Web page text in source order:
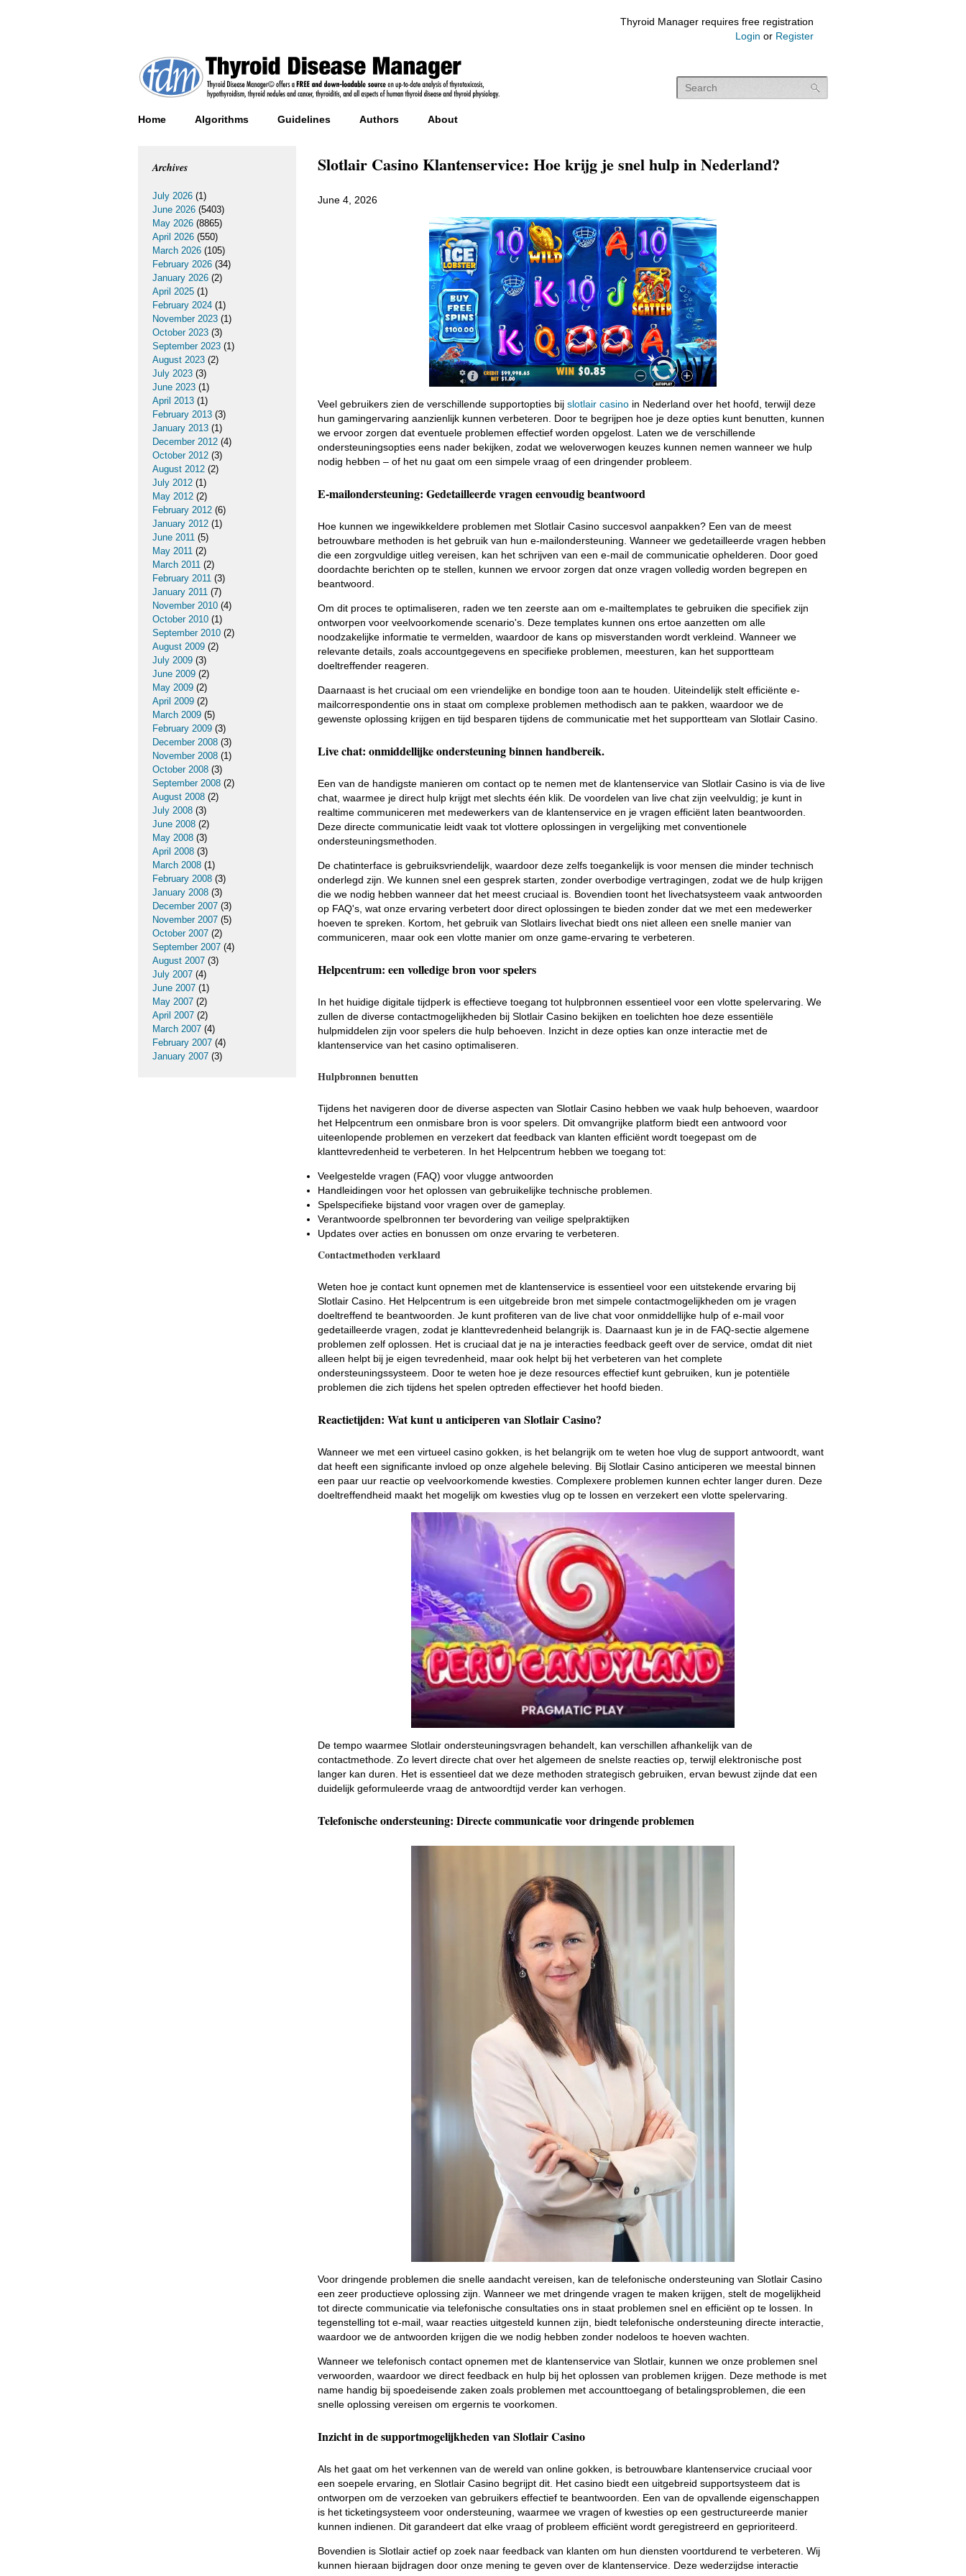
Thyroid Manager requires free registration
Login or Register
Home Algorithms Guidelines Authors About
Slotlair Casino Klantenservice: Hoe krijg je snel hulp in Nederland?
June 4, 2026
Veel gebruikers zien de verschillende supportopties bij slotlair casino in Nederland over het hoofd, terwijl deze
hun gamingervaring aanzienlijk kunnen verbeteren. Door te begrijpen hoe je deze opties kunt benutten, kunnen
we ervoor zorgen dat eventuele problemen effectief worden opgelost. Laten we de verschillende
ondersteuningsopties eens nader bekijken, zodat we weloverwogen keuzes kunnen nemen wanneer we hulp
nodig hebben – of het nu gaat om een simpele vraag of een dringender probleem.
E-mailondersteuning: Gedetailleerde vragen eenvoudig beantwoord
Hoe kunnen we ingewikkeldere problemen met Slotlair Casino succesvol aanpakken? Een van de meest
betrouwbare methoden is het gebruik van hun e-mailondersteuning. Wanneer we gedetailleerde vragen hebben
die een zorgvuldige uitleg vereisen, kan het schrijven van een e-mail de communicatie ophelderen. Door goed
doordachte berichten op te stellen, kunnen we ervoor zorgen dat onze vragen volledig worden begrepen en
beantwoord.
Om dit proces te optimaliseren, raden we ten zeerste aan om e-mailtemplates te gebruiken die specifiek zijn
ontworpen voor veelvoorkomende scenario's. Deze templates kunnen ons ertoe aanzetten om alle
noodzakelijke informatie te vermelden, waardoor de kans op misverstanden wordt verkleind. Wanneer we
relevante details, zoals accountgegevens en specifieke problemen, meesturen, kan het supportteam
doeltreffender reageren.
Daarnaast is het cruciaal om een vriendelijke en bondige toon aan te houden. Uiteindelijk stelt efficiënte e-
mailcorrespondentie ons in staat om complexe problemen methodisch aan te pakken, waardoor we de
gewenste oplossing krijgen en tijd besparen tijdens de communicatie met het supportteam van Slotlair Casino.
Live chat: onmiddellijke ondersteuning binnen handbereik.
Een van de handigste manieren om contact op te nemen met de klantenservice van Slotlair Casino is via de live
chat, waarmee je direct hulp krijgt met slechts één klik. De voordelen van live chat zijn veelvuldig; je kunt in
realtime communiceren met medewerkers van de klantenservice en je vragen efficiënt laten beantwoorden.
Deze directe communicatie leidt vaak tot vlottere oplossingen in vergelijking met conventionele
ondersteuningsmethoden.
De chatinterface is gebruiksvriendelijk, waardoor deze zelfs toegankelijk is voor mensen die minder technisch
onderlegd zijn. We kunnen snel een gesprek starten, zonder overbodige vertragingen, zodat we de hulp krijgen
die we nodig hebben wanneer dat het meest cruciaal is. Bovendien toont het livechatsysteem vaak antwoorden
op FAQ's, wat onze ervaring verbetert door direct oplossingen te bieden zonder dat we met een medewerker
hoeven te spreken. Kortom, het gebruik van Slotlairs livechat biedt ons niet alleen een snelle manier van
communiceren, maar ook een vlotte manier om onze game-ervaring te verbeteren.
Helpcentrum: een volledige bron voor spelers
In het huidige digitale tijdperk is effectieve toegang tot hulpbronnen essentieel voor een vlotte spelervaring. We
zullen de diverse contactmogelijkheden bij Slotlair Casino bekijken en toelichten hoe deze essentiële
hulpmiddelen zijn voor spelers die hulp behoeven. Inzicht in deze opties kan onze interactie met de
klantenservice van het casino optimaliseren.
Hulpbronnen benutten
Tijdens het navigeren door de diverse aspecten van Slotlair Casino hebben we vaak hulp behoeven, waardoor
het Helpcentrum een onmisbare bron is voor spelers. Dit omvangrijke platform biedt een antwoord voor
uiteenlopende problemen en verzekert dat feedback van klanten efficiënt wordt toegepast om de
klanttevredenheid te verbeteren. In het Helpcentrum hebben we toegang tot:
Veelgestelde vragen (FAQ) voor vlugge antwoorden
Handleidingen voor het oplossen van gebruikelijke technische problemen.
Spelspecifieke bijstand voor vragen over de gameplay.
Verantwoorde spelbronnen ter bevordering van veilige spelpraktijken
Updates over acties en bonussen om onze ervaring te verbeteren.
Contactmethoden verklaard
Weten hoe je contact kunt opnemen met de klantenservice is essentieel voor een uitstekende ervaring bij
Slotlair Casino. Het Helpcentrum is een uitgebreide bron met simpele contactmogelijkheden om je vragen
doeltreffend te beantwoorden. Je kunt profiteren van de live chat voor onmiddellijke hulp of e-mail voor
gedetailleerde vragen, zodat je klanttevredenheid belangrijk is. Daarnaast kun je in de FAQ-sectie algemene
problemen zelf oplossen. Het is cruciaal dat je na je interacties feedback geeft over de service, omdat dit niet
alleen helpt bij je eigen tevredenheid, maar ook helpt bij het verbeteren van het complete
ondersteuningssysteem. Door te weten hoe je deze resources effectief kunt gebruiken, kun je potentiële
problemen die zich tijdens het spelen optreden effectiever het hoofd bieden.
Reactietijden: Wat kunt u anticiperen van Slotlair Casino?
Wanneer we met een virtueel casino gokken, is het belangrijk om te weten hoe vlug de support antwoordt, want
dat heeft een significante invloed op onze algehele beleving. Bij Slotlair Casino anticiperen we meestal binnen
een paar uur reactie op veelvoorkomende kwesties. Complexere problemen kunnen echter langer duren. Deze
doeltreffendheid maakt het mogelijk om kwesties vlug op te lossen en verzekert een vlotte spelervaring.
De tempo waarmee Slotlair ondersteuningsvragen behandelt, kan verschillen afhankelijk van de
contactmethode. Zo levert directe chat over het algemeen de snelste reacties op, terwijl elektronische post
langer kan duren. Het is essentieel dat we deze methoden strategisch gebruiken, ervan bewust zijnde dat een
duidelijk geformuleerde vraag de antwoordtijd verder kan verhogen.
Telefonische ondersteuning: Directe communicatie voor dringende problemen
Voor dringende problemen die snelle aandacht vereisen, kan de telefonische ondersteuning van Slotlair Casino
een zeer productieve oplossing zijn. Wanneer we met dringende vragen te maken krijgen, stelt de mogelijkheid
tot directe communicatie via telefonische consultaties ons in staat problemen snel en efficiënt op te lossen. In
tegenstelling tot e-mail, waar reacties uitgesteld kunnen zijn, biedt telefonische ondersteuning directe interactie,
waardoor we de antwoorden krijgen die we nodig hebben zonder nodeloos te hoeven wachten.
Wanneer we telefonisch contact opnemen met de klantenservice van Slotlair, kunnen we onze problemen snel
verwoorden, waardoor we direct feedback en hulp bij het oplossen van problemen krijgen. Deze methode is met
name handig bij spoedeisende zaken zoals problemen met accounttoegang of betalingsproblemen, die een
snelle oplossing vereisen om ergernis te voorkomen.
Inzicht in de supportmogelijkheden van Slotlair Casino
Als het gaat om het verkennen van de wereld van online gokken, is betrouwbare klantenservice cruciaal voor
een soepele ervaring, en Slotlair Casino begrijpt dit. Het casino biedt een uitgebreid supportsysteem dat is
ontworpen om de verzoeken van gebruikers effectief te beantwoorden. Een van de opvallende eigenschappen
is het ticketingsysteem voor ondersteuning, waarmee we vragen of kwesties op een gestructureerde manier
kunnen indienen. Dit garandeert dat elke vraag of probleem efficiënt wordt geregistreerd en geprioriteerd.
Bovendien is Slotlair actief op zoek naar feedback van klanten om hun diensten voortdurend te verbeteren. Wij
kunnen hieraan bijdragen door onze mening te geven over de klantenservice. Deze wederzijdse interactie
Archives
July 2026 (1)
June 2026 (5403)
May 2026 (8865)
April 2026 (550)
March 2026 (105)
February 2026 (34)
January 2026 (2)
April 2025 (1)
February 2024 (1)
November 2023 (1)
October 2023 (3)
September 2023 (1)
August 2023 (2)
July 2023 (3)
June 2023 (1)
April 2013 (1)
February 2013 (3)
January 2013 (1)
December 2012 (4)
October 2012 (3)
August 2012 (2)
July 2012 (1)
May 2012 (2)
February 2012 (6)
January 2012 (1)
June 2011 (5)
May 2011 (2)
March 2011 (2)
February 2011 (3)
January 2011 (7)
November 2010 (4)
October 2010 (1)
September 2010 (2)
August 2009 (2)
July 2009 (3)
June 2009 (2)
May 2009 (2)
April 2009 (2)
March 2009 (5)
February 2009 (3)
December 2008 (3)
November 2008 (1)
October 2008 (3)
September 2008 (2)
August 2008 (2)
July 2008 (3)
June 2008 (2)
May 2008 (3)
April 2008 (3)
March 2008 (1)
February 2008 (3)
January 2008 (3)
December 2007 (3)
November 2007 (5)
October 2007 (2)
September 2007 (4)
August 2007 (3)
July 2007 (4)
June 2007 (1)
May 2007 (2)
April 2007 (2)
March 2007 (4)
February 2007 (4)
January 2007 (3)